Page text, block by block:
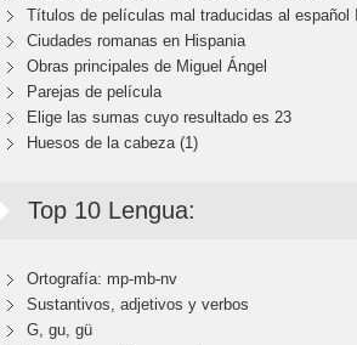
Títulos de películas mal traducidas al español II
Ciudades romanas en Hispania
Obras principales de Miguel Ángel
Parejas de película
Elige las sumas cuyo resultado es 23
Huesos de la cabeza (1)
Top 10 Lengua:
Ortografía: mp-mb-nv
Sustantivos, adjetivos y verbos
G, gu, gü